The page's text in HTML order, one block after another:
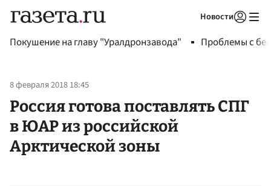
Новости
Покушение на главу "Уралдронзавода" Проблемы с
8 февраля 2018 18:45
Россия готова поставлять СПГ
в ЮАР из российской
Арктической зоны